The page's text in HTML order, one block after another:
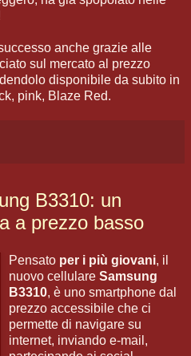
anche grazie alle
sul mercato al prezzo
disponibile da subito in
pink, Blaze Red.
B3310: un
a prezzo basso
Pensato per i più giovani, il
nuovo cellulare Samsung
B3310, è uno smartphone dal
prezzo accessibile che ci
permette di navigare su
internet, inviando e-mail,